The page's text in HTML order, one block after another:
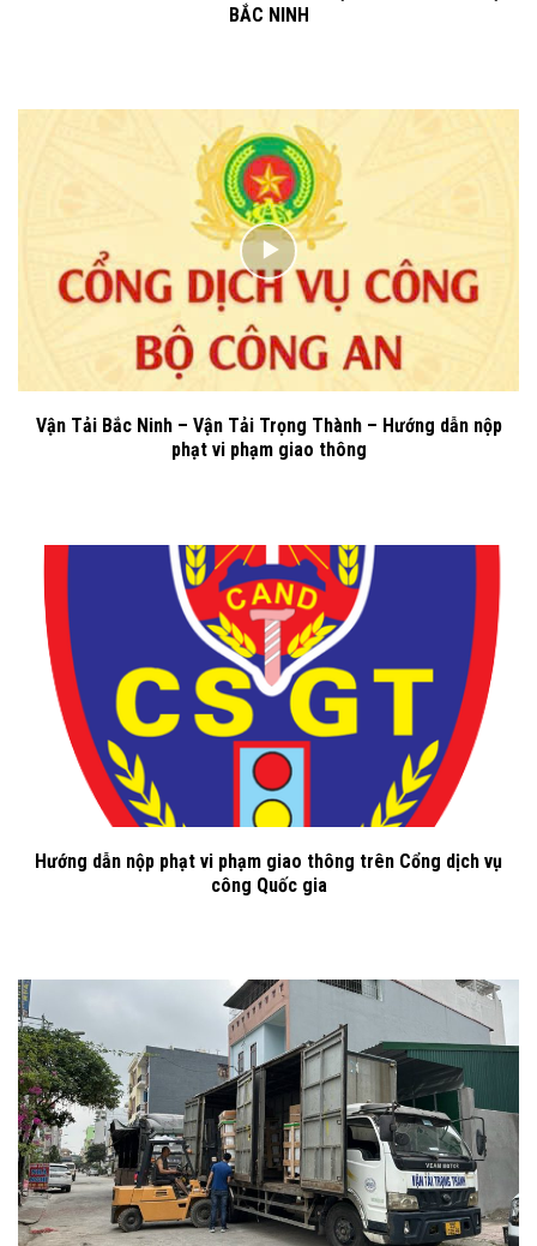
BẮC NINH
Vận Tải Bắc Ninh – Vận Tải Trọng Thành – Hướng dẫn nộp
phạt vi phạm giao thông
Hướng dẫn nộp phạt vi phạm giao thông trên Cổng dịch vụ
công Quốc gia